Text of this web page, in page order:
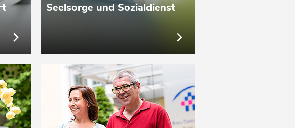
Seelsorge und Sozialdienst